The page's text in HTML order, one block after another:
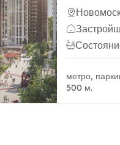
метро,
500 м.